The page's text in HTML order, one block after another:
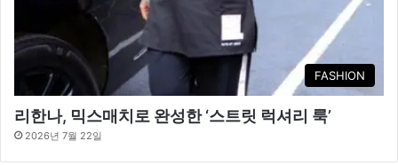
FASHION
리한나, 믹스매치로 완성한 ‘스트릿 럭셔리 룩’
2026년 7월 22일